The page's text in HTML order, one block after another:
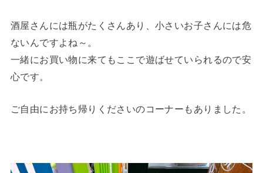
酒屋さんには瓶がたくさんあり、小さいお子さんには危
ないんですよね～。
一緒にお買い物に来てもここで遊ばせていられるので安
心です。
ご自由にお持ち帰りくださいのコーナーもありました。